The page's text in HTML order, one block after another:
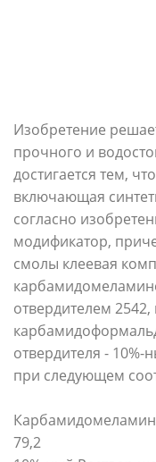
Изобретение
прочного и
достигается тем,
включающая
согласно
модификатор,
смолы клеевая
отвердителем
отвердителя -
при следующем
79,2